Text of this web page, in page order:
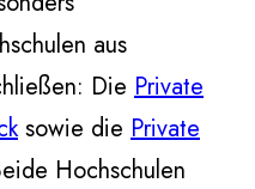
aus
Die Private
sowie die Private
Hochschulen